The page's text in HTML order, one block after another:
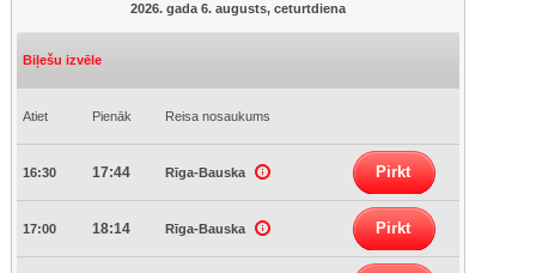
2026. gada 6. augusts, ceturtdiena
Biļešu izvēle
Atiet Pienāk Reisa nosaukums
16:30 17:44 Rīga-Bauska Pirkt
17:00 18:14 Rīga-Bauska Pirkt